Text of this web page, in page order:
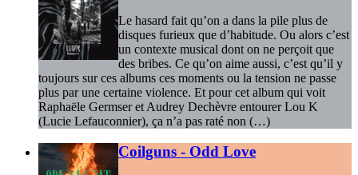
Le hasard fait qu’on a dans la pile plus de
disques furieux que d’habitude. Ou alors c’est
un contexte musical dont on ne perçoit que
des bribes. Ce qu’on aime aussi, c’est qu’il y
toujours sur ces albums ces moments ou la tension ne passe
plus par une certaine violence. Et pour cet album qui voit
Raphaële Germser et Audrey Dechèvre entourer Lou K
(Lucie Lefauconnier), ça n’a pas raté non (…)
Coilguns - Odd Love